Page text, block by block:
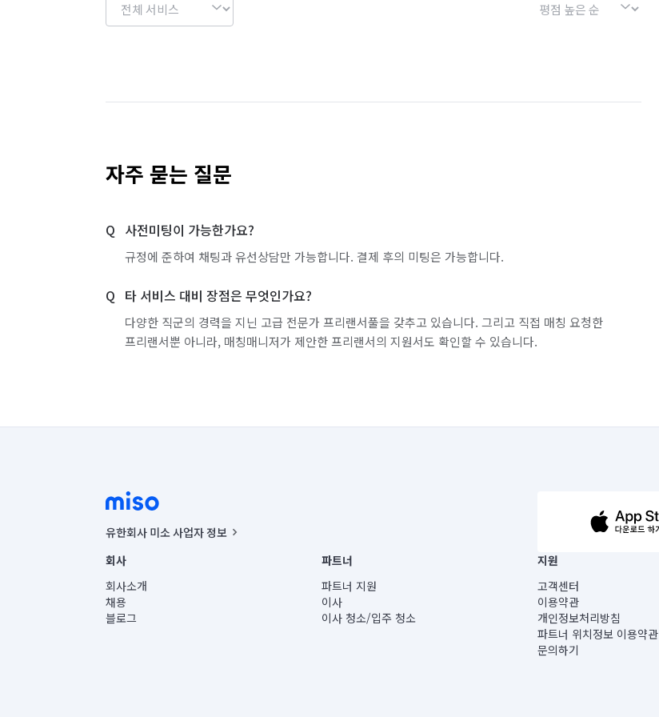
자주 묻는 질문
사전미팅이 가능한가요?
규정에 준하여 채팅과 유선상담만 가능합니다. 결제 후의 미팅은 가능합니다.
타 서비스 대비 장점은 무엇인가요?
다양한 직군의 경력을 지닌 고급 전문가 프리랜서풀을 갖추고 있습니다. 그리고 직접 매칭 요청한
프리랜서뿐 아니라, 매칭매니저가 제안한 프리랜서의 지원서도 확인할 수 있습니다.
유한회사 미소 사업자 정보
사업자등록번호 : 291-87-00271 | 인허가번호 : 2016-3220163-14-5-00019 |
통신판매신고번호 : 2024-서울종로-1400(공정거래위원회 정보) |
대표이사 : CHING VICTOR COLUMBIA RHEE
주소 | 본사: 서울특별시 종로구 율곡로 6(중학동, 트윈트리빌딩) B동 5층
컨택센터 : 서울특별시 종로구 수송동 율곡로 24, 7층, 8층 미소
회사
회사소개
채용
블로그
파트너
파트너 지원
이사
이사 청소/입주 청소
지원
고객센터
이용약관
개인정보처리방침
파트너 위치정보 이용약관
문의하기